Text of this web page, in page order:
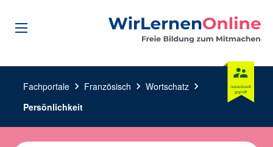
Fachportale chevron_right Französisch chevron_right Wortschatz chevron_right
Persönlichkeit